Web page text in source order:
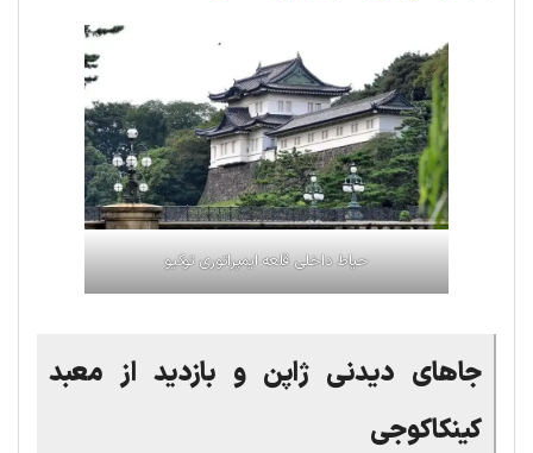
حیاطداخلیقلعهایمپراتوریتوکیو
جاهای دیدنی ژاپن و بازدید از معبد
کینکاکوجی